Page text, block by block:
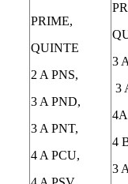
PRIME,
QUINTE
2 A PNS,
3 A PND,
3 A PNT,
4 A PCU,
3
3
4
3